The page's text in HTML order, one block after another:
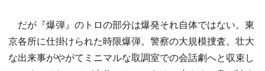
だが『爆弾』のトロの部分は爆発それ自体ではない。東
京各所に仕掛けられた時限爆弾。警察の大規模捜査。壮大
な出来事がやがてミニマルな取調室での会話劇へと収束し